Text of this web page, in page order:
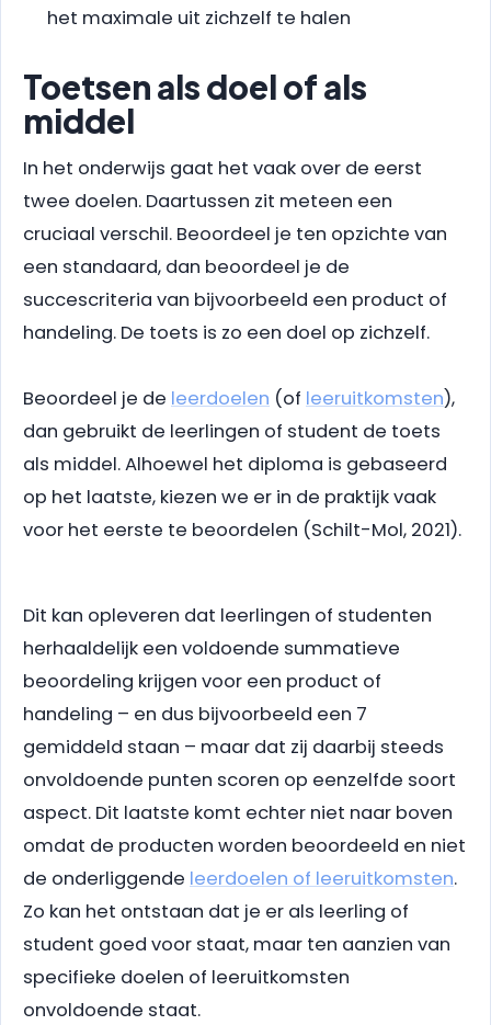
het maximale uit zichzelf te halen
Toetsen als doel of als
middel
In het onderwijs gaat het vaak over de eerst
twee doelen. Daartussen zit meteen een
cruciaal verschil. Beoordeel je ten opzichte van
een standaard, dan beoordeel je de
succescriteria van bijvoorbeeld een product of
handeling. De toets is zo een doel op zichzelf.
Beoordeel je de leerdoelen (of leeruitkomsten),
dan gebruikt de leerlingen of student de toets
als middel. Alhoewel het diploma is gebaseerd
op het laatste, kiezen we er in de praktijk vaak
voor het eerste te beoordelen (Schilt-Mol, 2021).
Dit kan opleveren dat leerlingen of studenten
herhaaldelijk een voldoende summatieve
beoordeling krijgen voor een product of
handeling – en dus bijvoorbeeld een 7
gemiddeld staan – maar dat zij daarbij steeds
onvoldoende punten scoren op eenzelfde soort
aspect. Dit laatste komt echter niet naar boven
omdat de producten worden beoordeeld en niet
de onderliggende leerdoelen of leeruitkomsten.
Zo kan het ontstaan dat je er als leerling of
student goed voor staat, maar ten aanzien van
specifieke doelen of leeruitkomsten
onvoldoende staat.